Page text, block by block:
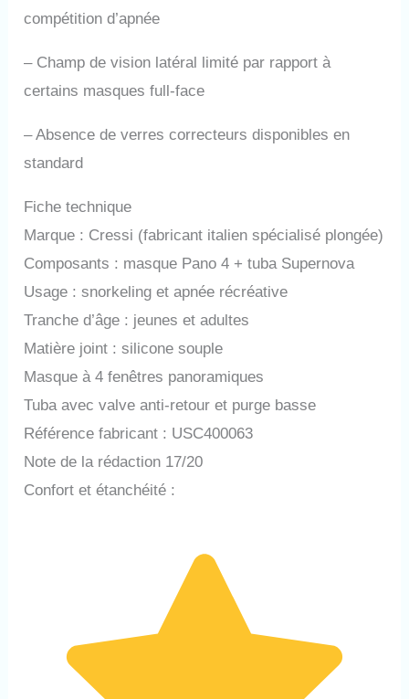
compétition d’apnée
–Champ de vision latéral limité par rapport à
certains masques full-face
–Absence de verres correcteurs disponibles en
standard
Fiche technique
Marque : Cressi (fabricant italien spécialisé plongée)
Composants : masque Pano 4 + tuba Supernova
Usage : snorkeling et apnée récréative
Tranche d’âge : jeunes et adultes
Matière joint : silicone souple
Masque à 4 fenêtres panoramiques
Tuba avec valve anti-retour et purge basse
Référence fabricant : USC400063
Note de la rédaction 17/20
Confort et étanchéité :